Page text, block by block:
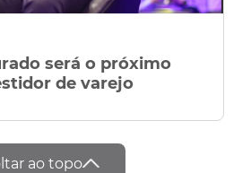
será o próximo
de varejo
ao topo